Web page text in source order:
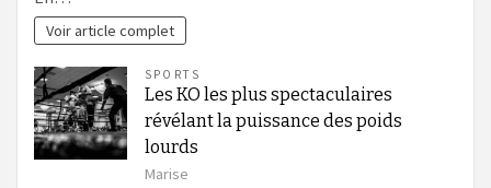
Voir article complet
SPORTS
Les KO les plus spectaculaires
révélant la puissance des poids
lourds
Marise